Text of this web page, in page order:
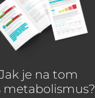
je na tom
metabolismus?